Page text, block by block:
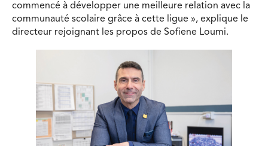
commencé à développer une meilleure relation avec la
communauté scolaire grâce à cette ligue », explique le
directeur rejoignant les propos de Sofiene Loumi.